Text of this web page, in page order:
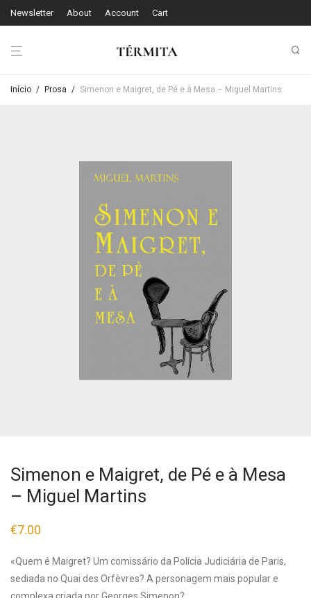
Newsletter About Account Cart
Início / Prosa / Simenon e Maigret, de Pé e à Mesa – Miguel Martins
Simenon e Maigret, de Pé e à Mesa
– Miguel Martins
€7.00
«Quem é Maigret? Um comissário da Polícia Judiciária de Paris,
sediada no Quai des Orfèvres? A personagem mais popular e